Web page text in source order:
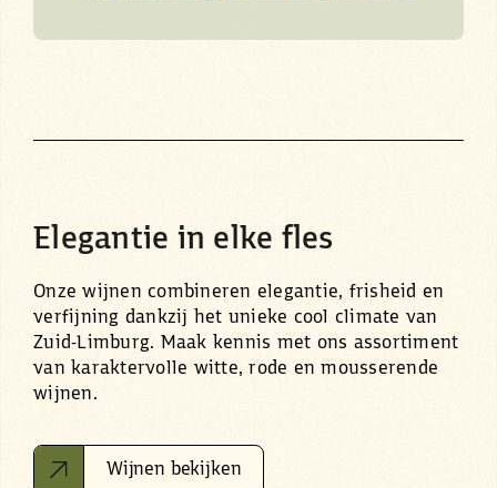
Elegantie in elke fles
Onze wijnen combineren elegantie, frisheid en
verfijning dankzij het unieke cool climate van
Zuid-Limburg. Maak kennis met ons assortiment
van karaktervolle witte, rode en mousserende
wijnen.
Wijnen bekijken